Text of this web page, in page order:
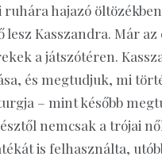
ruhára hajazó
lesz Kasszandra. Már
a játszótéren.
és megtudjuk, mi
– mint később
nemcsak a trójai
is felhasználta,